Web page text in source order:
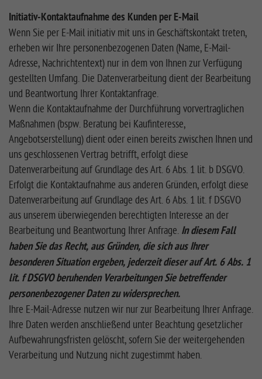
Initiativ-Kontaktaufnahme des Kunden per E-Mail
Wenn Sie per E-Mail initiativ mit uns in Geschäftskontakt treten,
erheben wir Ihre personenbezogenen Daten (Name, E-Mail-
Adresse, Nachrichtentext) nur in dem von Ihnen zur Verfügung
gestellten Umfang. Die Datenverarbeitung dient der Bearbeitung
und Beantwortung Ihrer Kontaktanfrage.
Wenn die Kontaktaufnahme der Durchführung vorvertraglichen
Maßnahmen (bspw. Beratung bei Kaufinteresse,
Angebotserstellung) dient oder einen bereits zwischen Ihnen und
uns geschlossenen Vertrag betrifft, erfolgt diese
Datenverarbeitung auf Grundlage des Art. 6 Abs. 1 lit. b DSGVO.
Erfolgt die Kontaktaufnahme aus anderen Gründen, erfolgt diese
Datenverarbeitung auf Grundlage des Art. 6 Abs. 1 lit. f DSGVO
aus unserem überwiegenden berechtigten Interesse an der
Bearbeitung und Beantwortung Ihrer Anfrage. In diesem Fall
haben Sie das Recht, aus Gründen, die sich aus Ihrer
besonderen Situation ergeben, jederzeit dieser auf Art. 6 Abs. 1
lit. f DSGVO beruhenden Verarbeitungen Sie betreffender
personenbezogener Daten zu widersprechen.
Ihre E-Mail-Adresse nutzen wir nur zur Bearbeitung Ihrer Anfrage.
Ihre Daten werden anschließend unter Beachtung gesetzlicher
Aufbewahrungsfristen gelöscht, sofern Sie der weitergehenden
Verarbeitung und Nutzung nicht zugestimmt haben.